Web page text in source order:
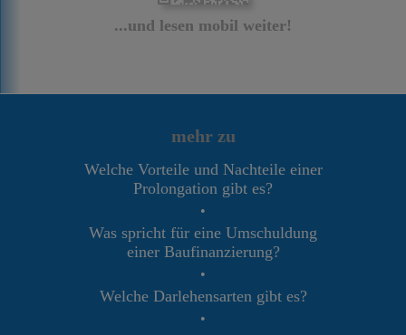
...und lesen mobil weiter!
mehr zu
Welche Vorteile und Nachteile einer
Prolongation gibt es?
•
Was spricht für eine Umschuldung
einer Baufinanzierung?
•
Welche Darlehensarten gibt es?
•